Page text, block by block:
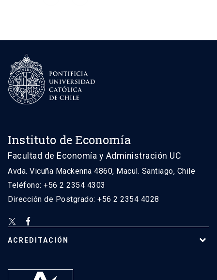
Instituto de Economía
Facultad de Economía y Administración UC
Avda. Vicuña Mackenna 4860, Macul. Santiago, Chile
Teléfono: +56 2 2354 4303
Dirección de Postgrado: +56 2 2354 4028
ACREDITACIÓN